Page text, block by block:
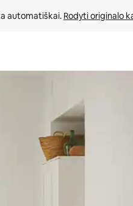
automatiškai. Rodyti originalo